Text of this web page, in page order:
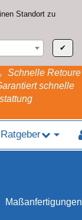
Standort zu
✔
Schnelle Retoure
schnelle
Ratgeber
Maßanfertigungen